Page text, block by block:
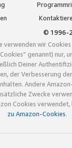
© 1996-
verwenden wir
genannt) nur,
Deiner
der Verbesserung
Andere
Zwecke
Cookies
zu Amazon-Cookies.